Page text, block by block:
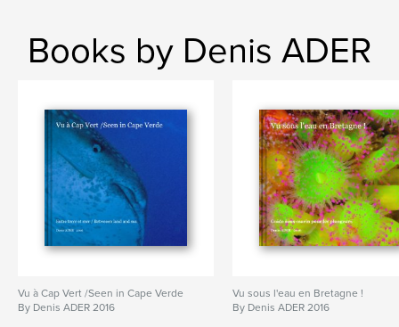
Books by Denis ADER
Vu à Cap Vert /Seen in Cape Verde
By Denis ADER 2016
Vu sous l'eau en Bretagne !
By Denis ADER 2016